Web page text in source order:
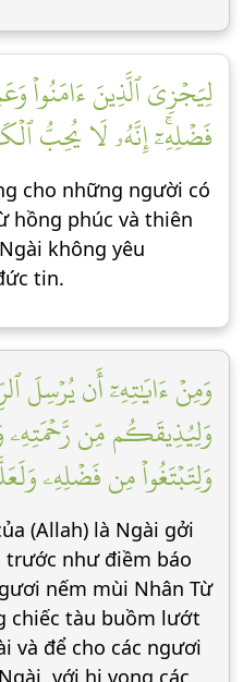
لِيَجۡزِيَ ٱلَّذِينَ
فَضۡلِهِۦٓۚ إِنَّهُۥ لَا يُحِبُّ
cho những người có
hồng phúc và thiên
không yêu
tin.
وَمِنۡ ءَايَٰتِهِۦٓ أَن يُرۡسِلَ
وَلِيُذِيقَكُم مِّن رَّحۡمَتِهِۦ
وَلِتَبۡتَغُواْ مِن فَضۡلِهِۦ
(Allah) là Ngài gởi
như điềm báo
nếm mùi Nhân Từ
chiếc tàu buồm lướt
và để cho các ngươi
với hi vọng các